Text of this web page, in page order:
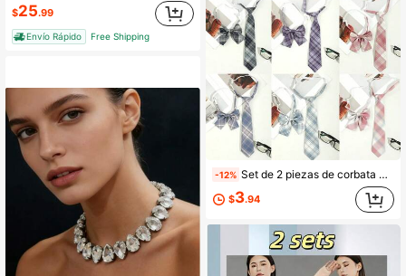
$25.99
Envío Rápido Free Shipping
-12% Set de 2 piezas de corbata y lazo sin nudo para mujer, estilo JK casual con estampado a cuadros y rayas multicolor, adecuado para el atuendo diario escolar
$3.94